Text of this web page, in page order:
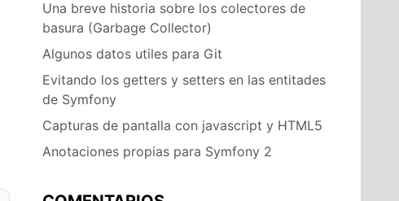
Una breve historia sobre los colectores de
basura (Garbage Collector)
Algunos datos utiles para Git
Evitando los getters y setters en las entitades
de Symfony
Capturas de pantalla con javascript y HTML5
Anotaciones propias para Symfony 2